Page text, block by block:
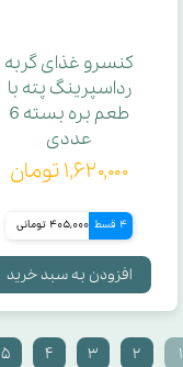
کنسرو غذای گربه
رداسپرینگ پته با
طعم بره بسته 6
عددی
۱,۶۲۰,۰۰۰ تومان
4 قسط 405,000 تومانی
افزودن به سبد خرید
۱ ۲ ۳ ۴ ۵